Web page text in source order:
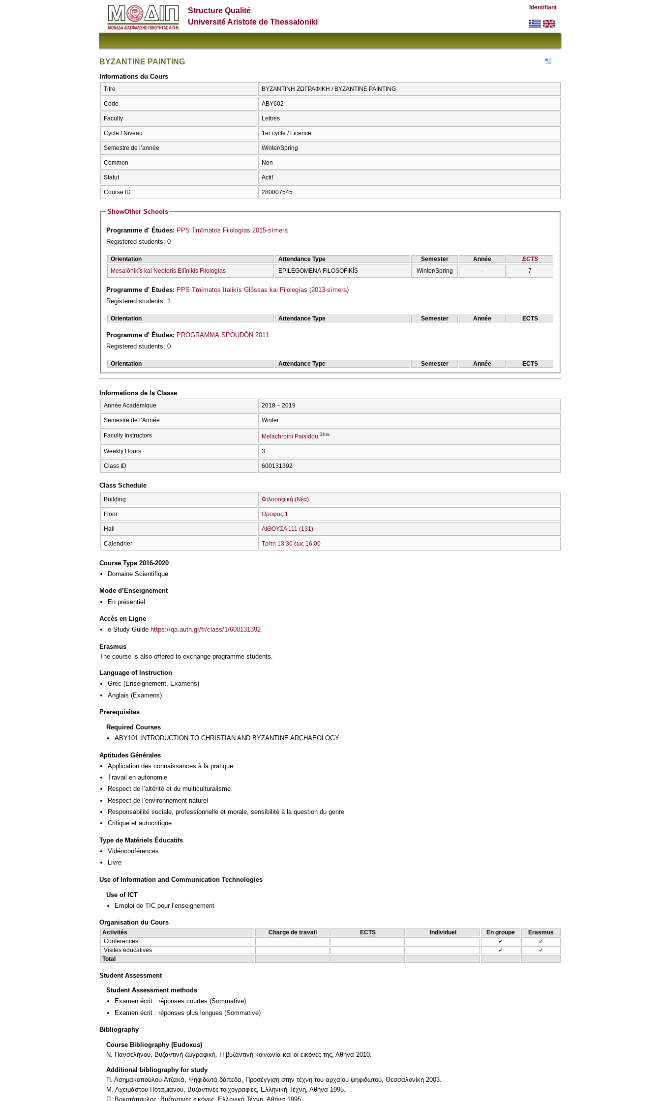
Structure Qualité
Université Aristote de Thessaloniki
Identifiant
BYZANTINE PAINTING
Informations du Cours
Titre ΒΥΖΑΝΤΙΝΗ ΖΩΓΡΑΦΙΚΗ / BYZANTINE PAINTING
Code ΑΒΥ602
Faculty Lettres
Cycle / Niveau 1er cycle / Licence
Semestre de l’année Winter/Spring
Common Non
Statut Actif
Course ID 280007545
ShowOther Schools
Programme d' Études: PPS Tmīmatos Filologías 2015-sīmera
Registered students: 0
Orientation Attendance Type Semester Année
ECTS
Mesaiōnikīs kai Neóterīs Ellīnikīs Filologías
EPILEGOMENA FILOSOFIKĪS Winter/Spring - 7
Programme d' Études: PPS Tmīmatos Italikīs Glṓssas kai Filologías (2013-sīmera)
Registered students: 1
Orientation Attendance Type Semester Année ECTS
Programme d' Études: PROGRAMMA SPOUDŌN 2011
Registered students: 0
Orientation Attendance Type Semester Année ECTS
Informations de la Classe
Année Académique 2018 – 2019
Semestre de l’Année Winter
Faculty Instructors Melachroini Paisidou 3hrs
Weekly Hours 3
Class ID 600131392
Class Schedule
Building Φιλοσοφική (Νέα)
Floor Όροφος 1
Hall ΑΙΘΟΥΣΑ 111 (131)
Calendrier Τρίτη 13:30 έως 16:00
Course Type 2016-2020
Domaine Scientifique
Mode d’Enseignement
En présentiel
Accès en Ligne
e-Study Guide https://qa.auth.gr/fr/class/1/600131392
Erasmus
The course is also offered to exchange programme students.
Language of Instruction
Grec (Enseignement, Examens)
Anglais (Examens)
Prerequisites
Required Courses
ΑΒΥ101 INTRODUCTION TO CHRISTIAN AND BYZANTINE ARCHAEOLOGY
Aptitudes Générales
Application des connaissances à la pratique
Travail en autonomie
Respect de l’altérité et du multiculturalisme
Respect de l’environnement naturel
Responsabilité sociale, professionnelle et morale, sensibilité à la question du genre
Critique et autocritique
Type de Matériels Éducatifs
Vidéoconférences
Livre
Use of Information and Communication Technologies
Use of ICT
Emploi de TIC pour l’enseignement
Organisation du Cours
Activités Charge de travail ECTS Individuel En groupe
Erasmus
Conferences
✓
✓
Visites educatives
✓
✓
Total
Student Assessment
Student Assessment methods
Examen écrit : réponses courtes (Sommative)
Examen écrit : réponses plus longues (Sommative)
Bibliography
Course Bibliography (Eudoxus)
Ν. Πανσελήνου, Βυζαντινή ζωγραφική. Η βυζαντινή κοινωνία και οι εικόνες της, Αθήνα 2010.
Additional bibliography for study
Π. Ασημακοπούλου-Ατζακά, Ψηφιδωτά δάπεδα, Προσέγγιση στην τέχνη του αρχαίου ψηφιδωτού, Θεσσαλονίκη 2003.
Μ. Αχειμάστου-Ποταμιάνου, Βυζαντινές τοιχογραφίες, Ελληνική Τέχνη, Αθήνα 1995.
Π. Βοκοτόπουλος, Βυζαντινές εικόνες, Ελληνική Τέχνη, Αθήνα 1995.